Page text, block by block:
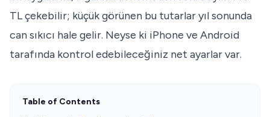
TL çekebilir; küçük görünen bu tutarlar yıl sonunda
can sıkıcı hale gelir. Neyse ki iPhone ve Android
tarafında kontrol edebileceğiniz net ayarlar var.
Table of Contents